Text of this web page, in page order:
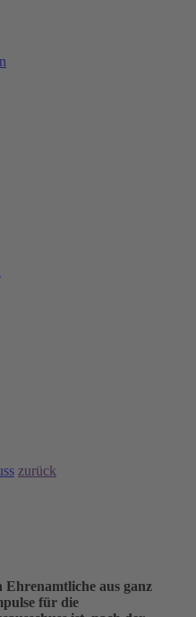
zurück
Ehrenamtliche aus ganz
für die